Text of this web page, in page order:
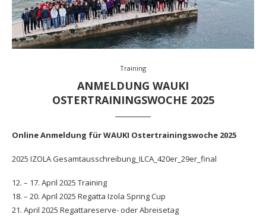
Training
ANMELDUNG WAUKI
OSTERTRAININGSWOCHE 2025
Online Anmeldung für WAUKI Ostertrainingswoche 2025
2025 IZOLA Gesamtausschreibung_ILCA_420er_29er_final
12. – 17. April 2025 Training
18. – 20. April 2025 Regatta Izola Spring Cup
21. April 2025 Regattareserve- oder Abreisetag